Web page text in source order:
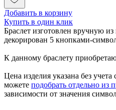
Добавить в корзину
Купить в один клик
Браслет изготовлен вручную
декорирован 5 кнопками-
К данному браслету
Цена изделия указана без
можете подобрать отдельно из
зависимости от значения